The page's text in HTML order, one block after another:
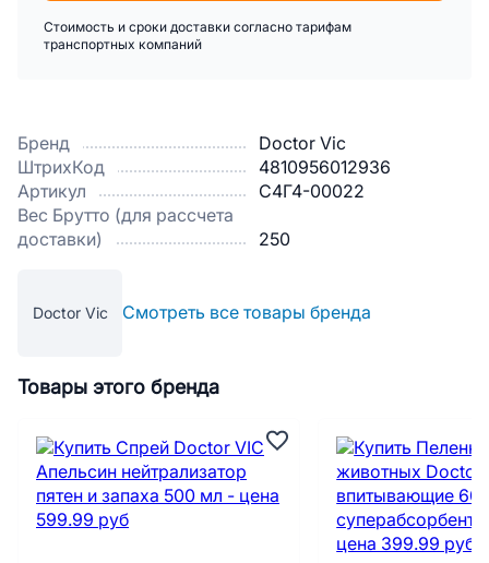
Бренд
Doctor Vic
ШтрихКод
4810956012936
Артикул
С4Г4-00022
Вес Брутто (для рассчета
доставки)
250
Doctor Vic Смотреть все товары бренда
Стоимость и сроки доставки согласно тарифам
транспортных компаний
Товары этого бренда